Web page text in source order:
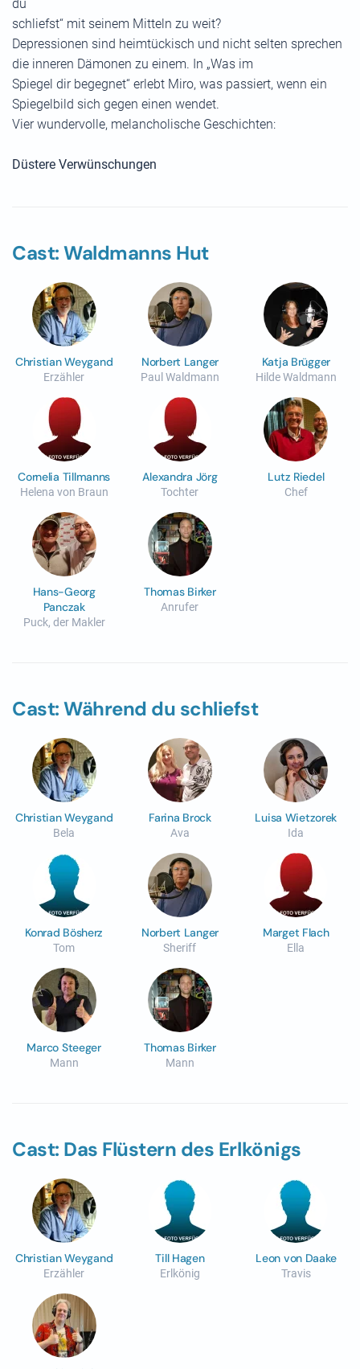
du
schliefst“ mit seinem Mitteln zu weit?
Depressionen sind heimtückisch und nicht selten sprechen
die inneren Dämonen zu einem. In „Was im
Spiegel dir begegnet“ erlebt Miro, was passiert, wenn ein
Spiegelbild sich gegen einen wendet.
Vier wundervolle, melancholische Geschichten:
Düstere Verwünschungen
Cast: Waldmanns Hut
Christian Weygand
Erzähler
Norbert Langer
Paul Waldmann
Katja Brügger
Hilde Waldmann
Cornelia Tillmanns
Helena von Braun
Alexandra Jörg
Tochter
Lutz Riedel
Chef
Hans-Georg
Panczak
Puck, der Makler
Thomas Birker
Anrufer
Cast: Während du schliefst
Christian Weygand
Bela
Farina Brock
Ava
Luisa Wietzorek
Ida
Konrad Bösherz
Tom
Norbert Langer
Sheriff
Marget Flach
Ella
Marco Steeger
Mann
Thomas Birker
Mann
Cast: Das Flüstern des Erlkönigs
Christian Weygand
Erzähler
Till Hagen
Erlkönig
Leon von Daake
Travis